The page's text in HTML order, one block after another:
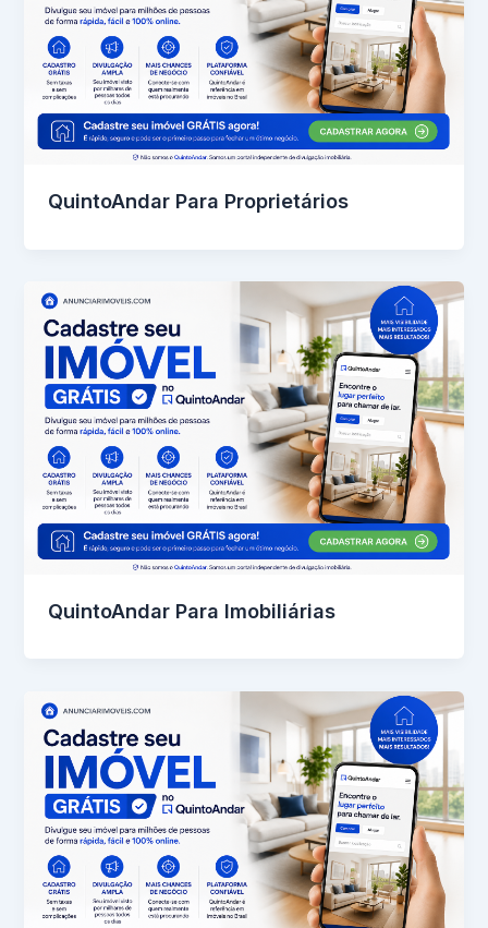
QuintoAndar Para Proprietários
QuintoAndar Para Imobiliárias